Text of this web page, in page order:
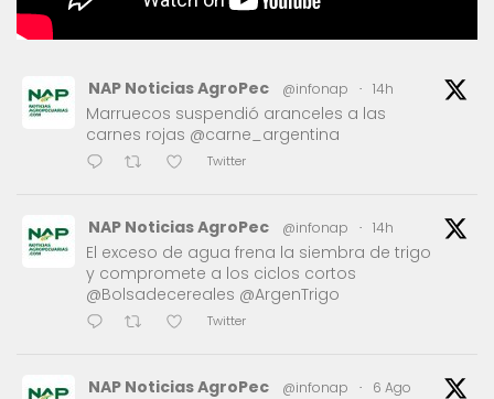
NAP Noticias AgroPec @infonap · 14h
Marruecos suspendió aranceles a las
carnes rojas @carne_argentina
Twitter
NAP Noticias AgroPec @infonap · 14h
El exceso de agua frena la siembra de trigo
y compromete a los ciclos cortos
@Bolsadecereales @ArgenTrigo
Twitter
NAP Noticias AgroPec @infonap · 6 Ago